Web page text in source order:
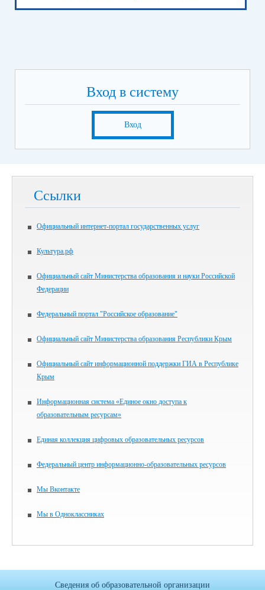
Вход в систему
Вход
Ссылки
Официальный интернет-портал государственных услуг
Культура.рф
Официальный сайт Министерства образования и науки Российской
Федерации
Федеральный портал "Российское образование"
Официальный сайт Министерства образования Республики Крым
Официальный сайт информационной поддержки ГИА в Республике
Крым
Информационная система «Единое окно доступа к
образовательным ресурсам»
Единая коллекция цифровых образовательных ресурсов
Федеральный центр информационно-образовательных ресурсов
Мы Вконтакте
Мы в Одноклассниках
Сведения об образовательной организации